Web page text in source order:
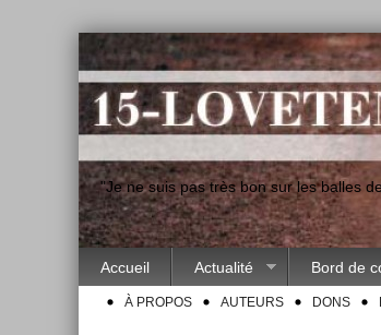
"Je ne suis pas très bon sur les balles
Accueil Actualité Bord de
À PROPOS AUTEURS DONS